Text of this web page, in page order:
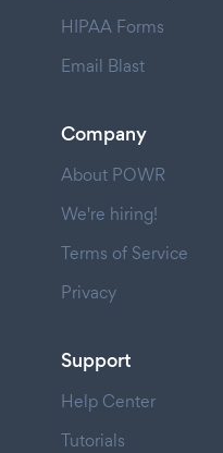
HIPAA Forms
Email Blast
Company
About POWR
We're hiring!
Terms of Service
Privacy
Support
Help Center
Tutorials